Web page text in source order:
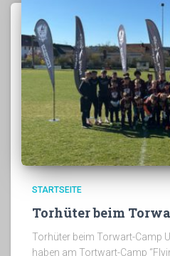
STARTSEITE
Torhüter beim
Torhüter beim Torwart-Camp
haben am Tortwart-Camp